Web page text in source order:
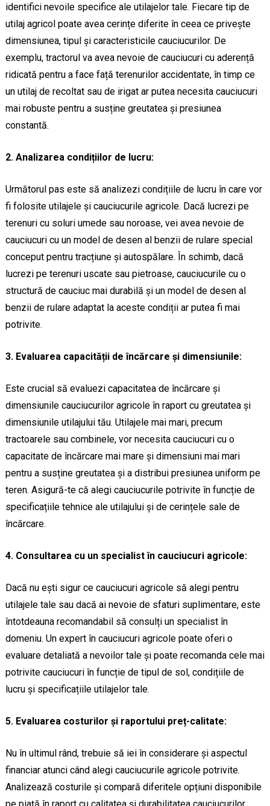
identifici nevoile specifice ale utilajelor tale. Fiecare tip de
utilaj agricol poate avea cerințe diferite în ceea ce privește
dimensiunea, tipul și caracteristicile cauciucurilor. De
exemplu, tractorul va avea nevoie de cauciucuri cu aderență
ridicată pentru a face față terenurilor accidentate, în timp ce
un utilaj de recoltat sau de irigat ar putea necesita cauciucuri
mai robuste pentru a susține greutatea și presiunea
constantă.
2. Analizarea condițiilor de lucru:
Următorul pas este să analizezi condițiile de lucru în care vor
fi folosite utilajele și cauciucurile agricole. Dacă lucrezi pe
terenuri cu soluri umede sau noroase, vei avea nevoie de
cauciucuri cu un model de desen al benzii de rulare special
conceput pentru tracțiune și autospălare. În schimb, dacă
lucrezi pe terenuri uscate sau pietroase, cauciucurile cu o
structură de cauciuc mai durabilă și un model de desen al
benzii de rulare adaptat la aceste condiții ar putea fi mai
potrivite.
3. Evaluarea capacității de încărcare și dimensiunile:
Este crucial să evaluezi capacitatea de încărcare și
dimensiunile cauciucurilor agricole în raport cu greutatea și
dimensiunile utilajului tău. Utilajele mai mari, precum
tractoarele sau combinele, vor necesita cauciucuri cu o
capacitate de încărcare mai mare și dimensiuni mai mari
pentru a susține greutatea și a distribui presiunea uniform pe
teren. Asigură-te că alegi cauciucurile potrivite în funcție de
specificațiile tehnice ale utilajului și de cerințele sale de
încărcare.
4. Consultarea cu un specialist în cauciucuri agricole:
Dacă nu ești sigur ce cauciucuri agricole să alegi pentru
utilajele tale sau dacă ai nevoie de sfaturi suplimentare, este
întotdeauna recomandabil să consulți un specialist în
domeniu. Un expert în cauciucuri agricole poate oferi o
evaluare detaliată a nevoilor tale și poate recomanda cele mai
potrivite cauciucuri în funcție de tipul de sol, condițiile de
lucru și specificațiile utilajelor tale.
5. Evaluarea costurilor și raportului preț-calitate:
Nu în ultimul rând, trebuie să iei în considerare și aspectul
financiar atunci când alegi cauciucurile agricole potrivite.
Analizează costurile și compară diferitele opțiuni disponibile